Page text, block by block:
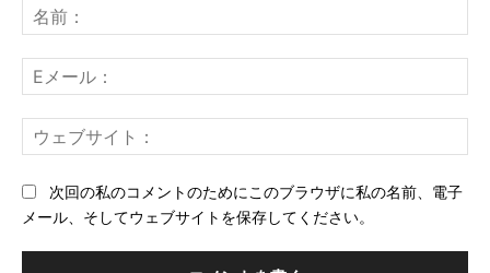
ン
ト：
前
メ
ー
ェ
次回の私のコメントのためにこのブラウザに私の名前、電子
メール、そしてウェブサイトを保存してください。